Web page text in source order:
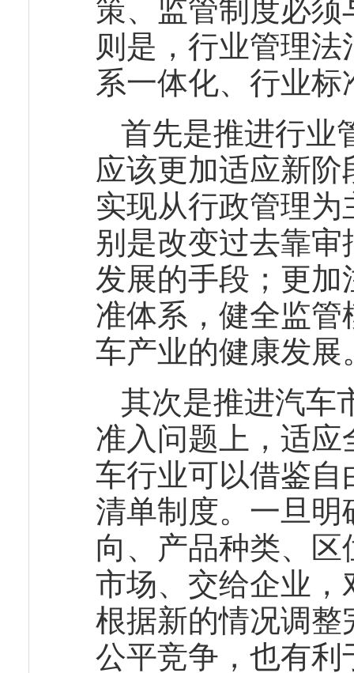
策、监管制度必
则是，行业管理
系一体化、行业标
首先是推进行业
应该更加适应新
实现从行政管理
别是改变过去靠
发展的手段；更
准体系，健全监
车产业的健康发展
其次是推进汽车
准入问题上，适
车行业可以借鉴
清单制度。一旦
向、产品种类、
市场、交给企业
根据新的情况调
公平竞争，也有